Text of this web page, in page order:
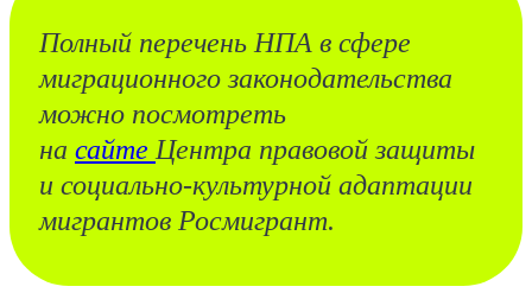
Полный перечень НПА в сфере
миграционного законодательства
можно посмотреть
на сайте Центра правовой защиты
и социально-культурной адаптации
мигрантов Росмигрант.